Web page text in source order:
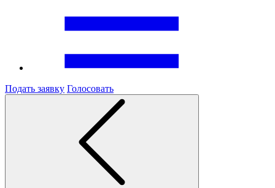
Подать заявку Голосовать